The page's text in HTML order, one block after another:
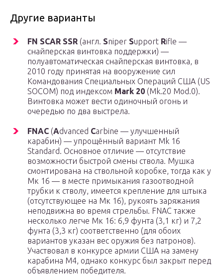
Другие варианты
FN SCAR SSR (англ. Sniper Support Rifle —
снайперская винтовка поддержки) —
полуавтоматическая снайперская винтовка, в
2010 году принятая на вооружение сил
Командования Специальных Операций США (US
SOCOM) под индексом Mark 20 (Mk.20 Mod.0).
Винтовка может вести одиночный огонь и
очередью по два выстрела.
FNAC (Advanced Carbine — улучшенный
карабин) — упрощённый вариант Mk 16
Standard. Основное отличие — отсутствие
возможности быстрой смены ствола. Мушка
смонтирована на ствольной коробке, тогда как у
Мк 16 — в месте примыкания газоотводной
трубки к стволу, имеется крепление для штыка
(отсутствующее на Мк 16), рукоять заряжания
неподвижна во время стрельбы. FNAC также
несколько легче Мк 16: 6,9 фунта (3,1 кг) и 7,2
фунта (3,3 кг) соответственно (для обоих
вариантов указан вес оружия без патронов).
Участвовал в конкурсе армии США на замену
карабина М4, однако конкурс был закрыт перед
объявлением победителя.